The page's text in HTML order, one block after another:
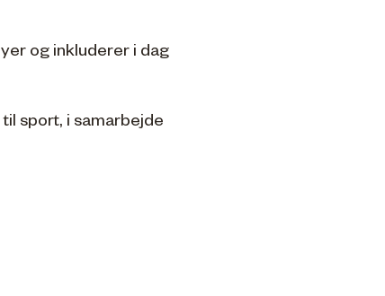
og inkluderer i dag
sport, i samarbejde